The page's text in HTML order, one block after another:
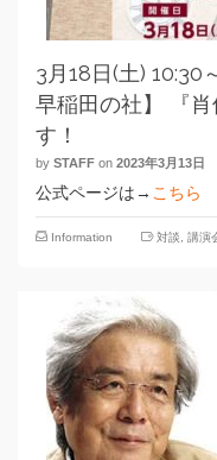
3月18日(土) 10:30
早稲田の社】 『
す！
by STAFF on 2023年3月13日
公式ページは→ こちら
Information 対談 講演